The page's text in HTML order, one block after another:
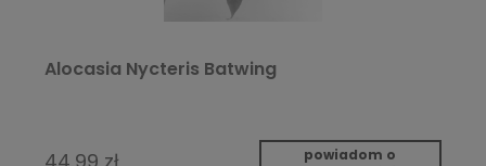
Alocasia Nycteris Batwing
powiadom o